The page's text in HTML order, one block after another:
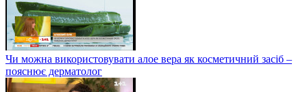
Чи можна використовувати алое вера як косметичний засіб –
пояснює дерматолог